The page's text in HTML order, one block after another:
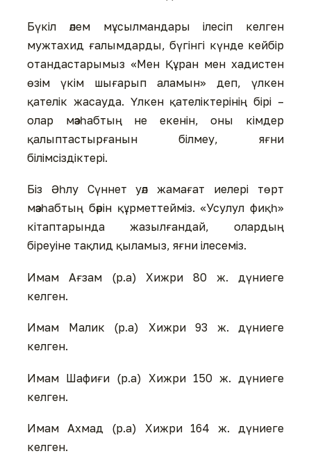
Бүкіл әлем мұсылмандары ілесіп келген
мужтахид ғалымдарды, бүгінгі күнде кейбір
отандастарымыз «Мен Құран мен хадистен
өзім үкім шығарып аламын» деп, үлкен
қателік жасауда. Үлкен қателіктерінің бірі –
олар мәзһабтың не екенін, оны кімдер
қалыптастырғанын білмеу, яғни
білімсіздіктері.
Біз Әһлу Сүннет уәл жамағат иелері төрт
мәзһабтың бәрін құрметтейміз. «Усулул фиқһ»
кітаптарында жазылғандай, олардың
біреуіне тақлид қыламыз, яғни ілесеміз.
Имам Ағзам (р.а) Хижри 80 ж. дүниеге
келген.
Имам Малик (р.а) Хижри 93 ж. дүниеге
келген.
Имам Шафиғи (р.а) Хижри 150 ж. дүниеге
келген.
Имам Ахмад (р.а) Хижри 164 ж. дүниеге
келген.